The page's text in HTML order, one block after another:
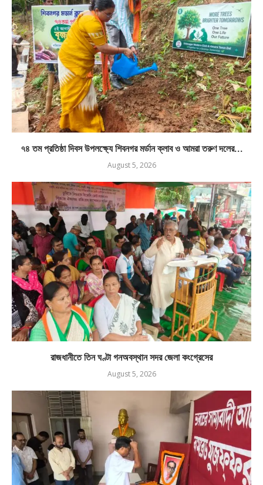
৭৪ তম প্রতিষ্ঠা দিবস উপলক্ষ্যে শিবনগর মর্ডান ক্লাব ও আমরা তরুণ দলের...
August 5, 2026
রাজধানীতে তিন ঘণ্টা গনঅবস্থান সদর জেলা কংগ্রেসের
August 5, 2026